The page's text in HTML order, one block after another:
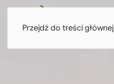
Przejdź do treści głównej